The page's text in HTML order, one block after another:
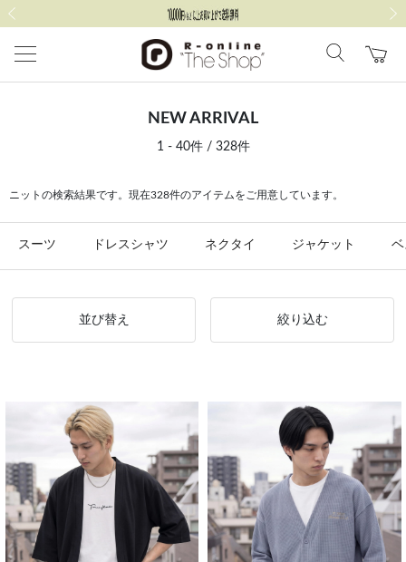
NEW ARRIVAL
1 - 40件 / 328件
ニットの検索結果です。現在328件のアイテムをご用意しています。
スーツ ドレスシャツ ネクタイ ジャケット
並び替え 絞り込む